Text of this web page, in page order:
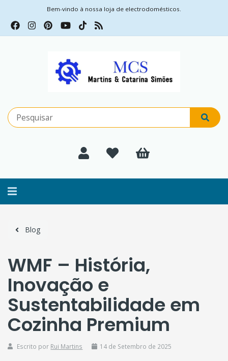
Bem-vindo à nossa loja de electrodomésticos.
Alternar
Blog
WMF – História,
Inovação e
Sustentabilidade em
Cozinha Premium
WMF
Escrito por Rui Martins 14 de Setembro de 2025